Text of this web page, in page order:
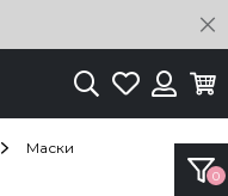
ТърсенеЛюбими
Маски